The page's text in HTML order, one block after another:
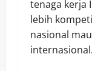
tenaga kerja
lebih
nasional
internasional.